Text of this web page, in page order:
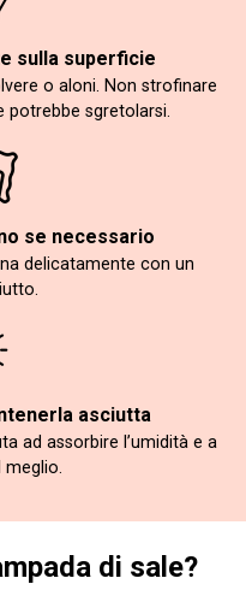
sulla superficie
o aloni. Non strofinare
potrebbe sgretolarsi.
se necessario
delicatamente con un
asciutta
ad assorbire l’umidità e a
meglio.
di sale?